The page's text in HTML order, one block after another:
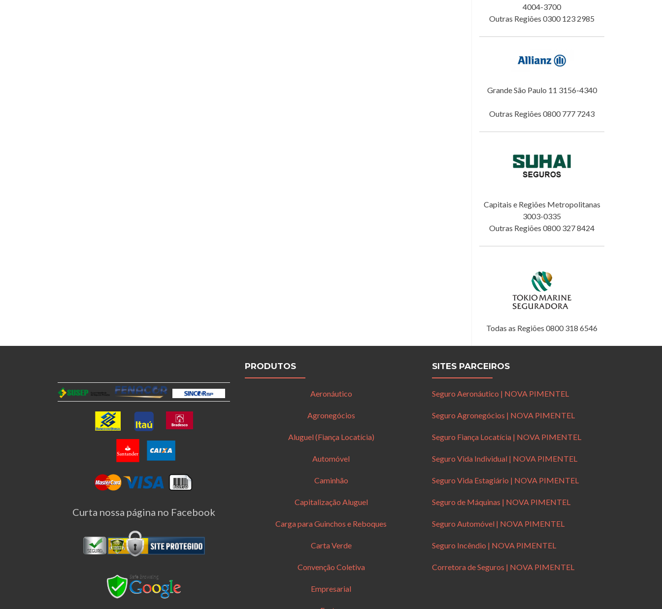
4004-3700
Outras Regiões 0300 123 2985
Grande São Paulo 11 3156-4340
Outras Regiões 0800 777 7243
Capitais e Regiões Metropolitanas
3003-0335
Outras Regiões 0800 327 8424
Todas as Regiões 0800 318 6546
Curta nossa página no Facebook
PRODUTOS
Aeronáutico
Agronegócios
Aluguel (Fiança Locatícia)
Automóvel
Caminhão
Capitalização Aluguel
Carga para Guinchos e Reboques
Carta Verde
Convenção Coletiva
Empresarial
SITES PARCEIROS
Seguro Aeronáutico | NOVA PIMENTEL
Seguro Agronegócios | NOVA PIMENTEL
Seguro Fiança Locatícia | NOVA PIMENTEL
Seguro Vida Individual | NOVA PIMENTEL
Seguro Vida Estagiário | NOVA PIMENTEL
Seguro de Máquinas | NOVA PIMENTEL
Seguro Automóvel | NOVA PIMENTEL
Seguro Incêndio | NOVA PIMENTEL
Corretora de Seguros | NOVA PIMENTEL